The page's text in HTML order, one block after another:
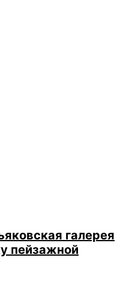
галерея
пейзажной